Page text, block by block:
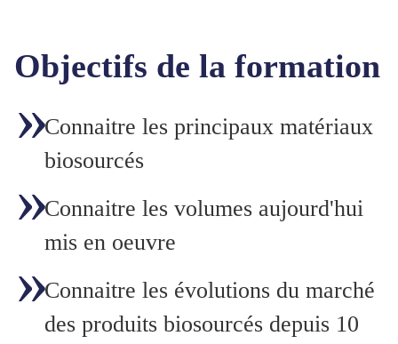
Objectifs de la formation
Connaitre les principaux matériaux
biosourcés
Connaitre les volumes aujourd'hui
mis en oeuvre
Connaitre les évolutions du marché
des produits biosourcés depuis 10